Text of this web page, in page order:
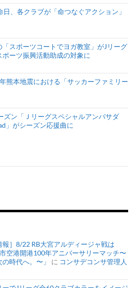
、各クラブが「命つなぐアクション」
スポーツコートでヨガ教室」がJリーグ
ーツ振興活動助成の対象に
熊本地震における「サッカーファミリー
ズン「Ｊリーグスペシャルアンバサダ
」がシーズン応援曲に
報］8/22 RB大宮アルディージャ戦は
市空港開港100年アニバーサリーマッチ〜
時代へ。〜」
に コンサデコンサ管理人